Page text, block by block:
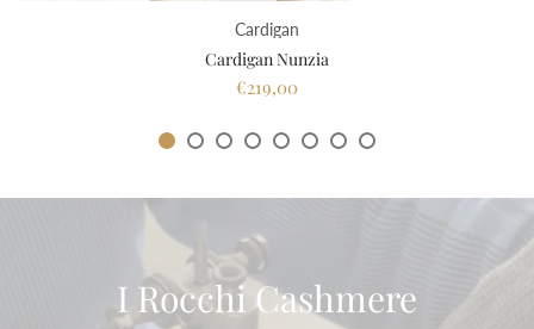
Cardigan
Cardigan Nunzia
€219,00
I Rocchi Cashmere